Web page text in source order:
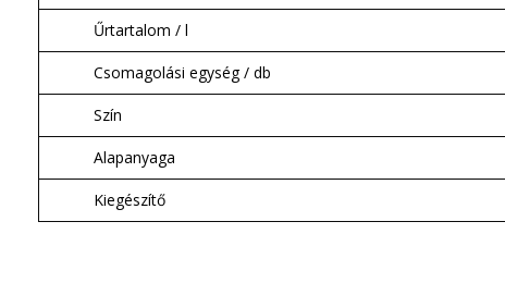
Űrtartalom / l
Csomagolási egység / db
Szín
Alapanyaga
Kiegészítő